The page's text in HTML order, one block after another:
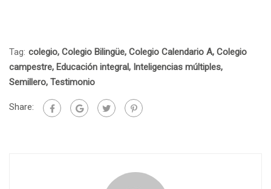
Tag: colegio, Colegio Bilingüe, Colegio Calendario A, Colegio
campestre, Educación integral, Inteligencias múltiples,
Semillero, Testimonio
Share: